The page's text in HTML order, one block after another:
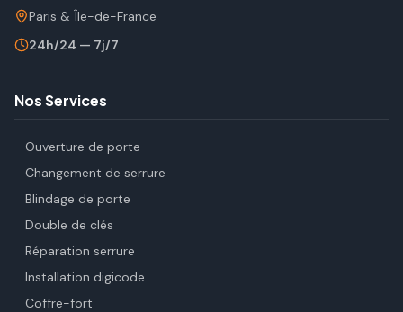
Paris & Île-de-France
24h/24 — 7j/7
Nos Services
Ouverture de porte
Changement de serrure
Blindage de porte
Double de clés
Réparation serrure
Installation digicode
Coffre-fort